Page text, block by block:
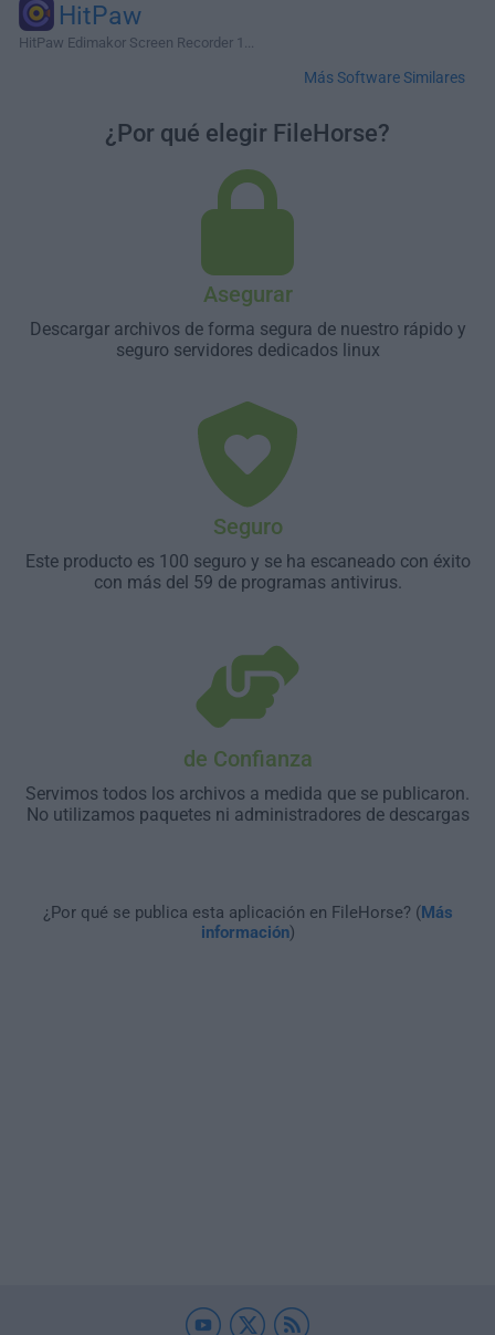
HitPaw
HitPaw Edimakor Screen Recorder 1...
Más Software Similares
¿Por qué elegir FileHorse?
Asegurar
Descargar archivos de forma segura de nuestro rápido y
seguro servidores dedicados linux
Seguro
Este producto es 100 seguro y se ha escaneado con éxito
con más del 59 de programas antivirus.
de Confianza
Servimos todos los archivos a medida que se publicaron.
No utilizamos paquetes ni administradores de descargas
¿Por qué se publica esta aplicación en FileHorse? (Más
información)